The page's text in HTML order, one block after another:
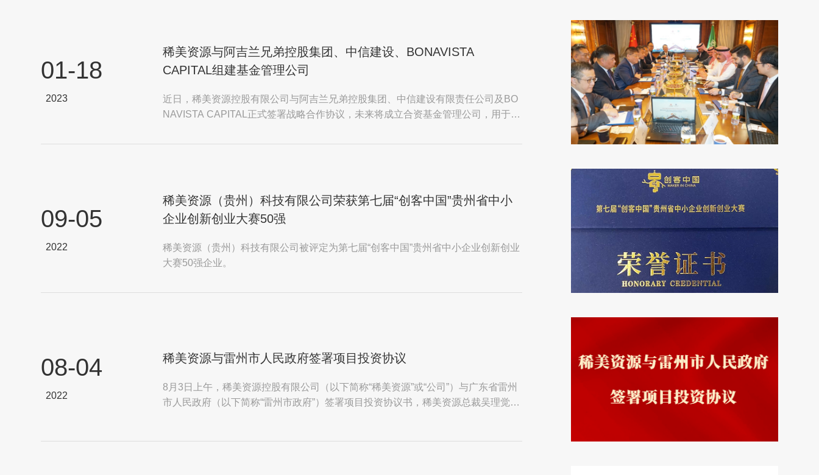
01-18
2023
稀美资源与阿吉兰兄弟控股集团、中信建设、BONAVISTA
CAPITAL组建基金管理公司
近日，稀美资源控股有限公司与阿吉兰兄弟控股集团、中信建设有限责任公司及BO
NAVISTA CAPITAL正式签署战略合作协议，未来将成立合资基金管理公司，用于募
09-05
2022
稀美资源（贵州）科技有限公司荣获第七届“创客中国”贵州省中小
企业创新创业大赛50强
稀美资源（贵州）科技有限公司被评定为第七届“创客中国”贵州省中小企业创新创业
大赛50强企业。
08-04
2022
稀美资源与雷州市人民政府签署项目投资协议
8月3日上午，稀美资源控股有限公司（以下简称“稀美资源”或“公司”）与广东省雷州
市人民政府（以下简称“雷州市政府”）签署项目投资协议书，稀美资源总裁吴理觉以